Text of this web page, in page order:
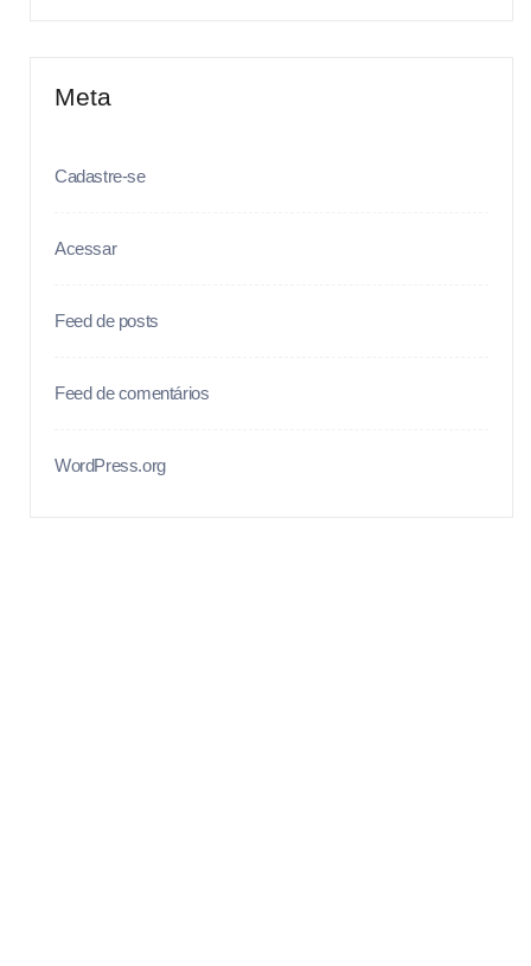
Meta
Cadastre-se
Acessar
Feed de posts
Feed de comentários
WordPress.org